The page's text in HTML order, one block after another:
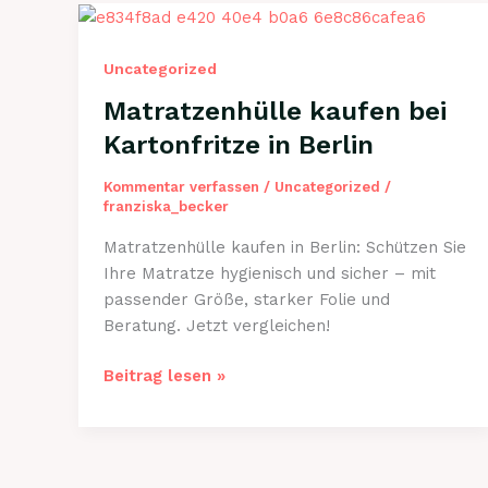
Uncategorized
Matratzenhülle kaufen bei
Kartonfritze in Berlin
Kommentar verfassen / Uncategorized /
franziska_becker
Matratzenhülle kaufen in Berlin: Schützen Sie
Ihre Matratze hygienisch und sicher – mit
passender Größe, starker Folie und
Beratung. Jetzt vergleichen!
Matratzenhülle
Beitrag lesen »